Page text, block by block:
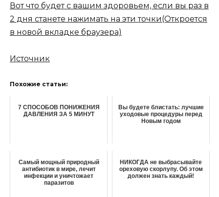
Вот что будет с вашим здоровьем, если вы раз в
2 дня станете нажимать на эти точки(Откроется
в новой вкладке браузера)
Источник
Похожие статьи:
7 СПОСОБОВ ПОНИЖЕНИЯ
ДАВЛЕНИЯ ЗА 5 МИНУТ
Вы будете блистать: лучшие
уходовые процедуры перед
Новым годом
Самый мощный природный
антибиотик в мире, лечит
инфекции и уничтожает
паразитов
НИКОГДА не выбрасывайте
ореховую скорлупу. Об этом
должен знать каждый!